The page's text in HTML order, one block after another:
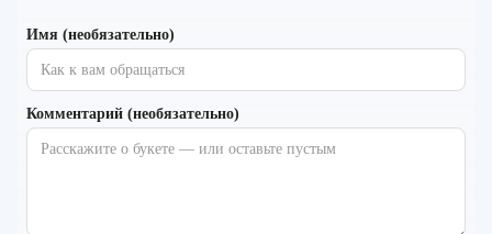
Имя (необязательно)
Комментарий (необязательно)